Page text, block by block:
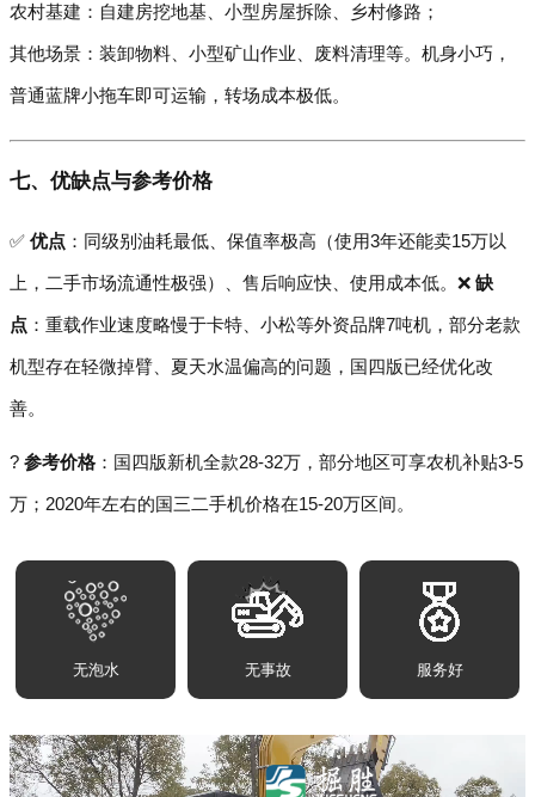
农村基建：自建房挖地基、小型房屋拆除、乡村修路；
其他场景：装卸物料、小型矿山作业、废料清理等。机身小巧，
普通蓝牌小拖车即可运输，转场成本极低。
七、优缺点与参考价格
✅ 优点 ：同级别油耗最低、保值率极高（使用3年还能卖15万以
上，二手市场流通性极强）、售后响应快、使用成本低。❌ 缺
点 ：重载作业速度略慢于卡特、小松等外资品牌7吨机，部分老款
机型存在轻微掉臂、夏天水温偏高的问题，国四版已经优化改
善。
? 参考价格：国四版新机全款28-32万，部分地区可享农机补贴3-5
万；2020年左右的国三二手机价格在15-20万区间。
无泡水 无事故 服务好